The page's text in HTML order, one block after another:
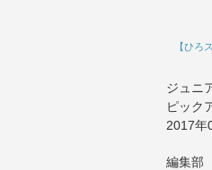
【ひろ
ジュニ
ピック
2017年
編集部